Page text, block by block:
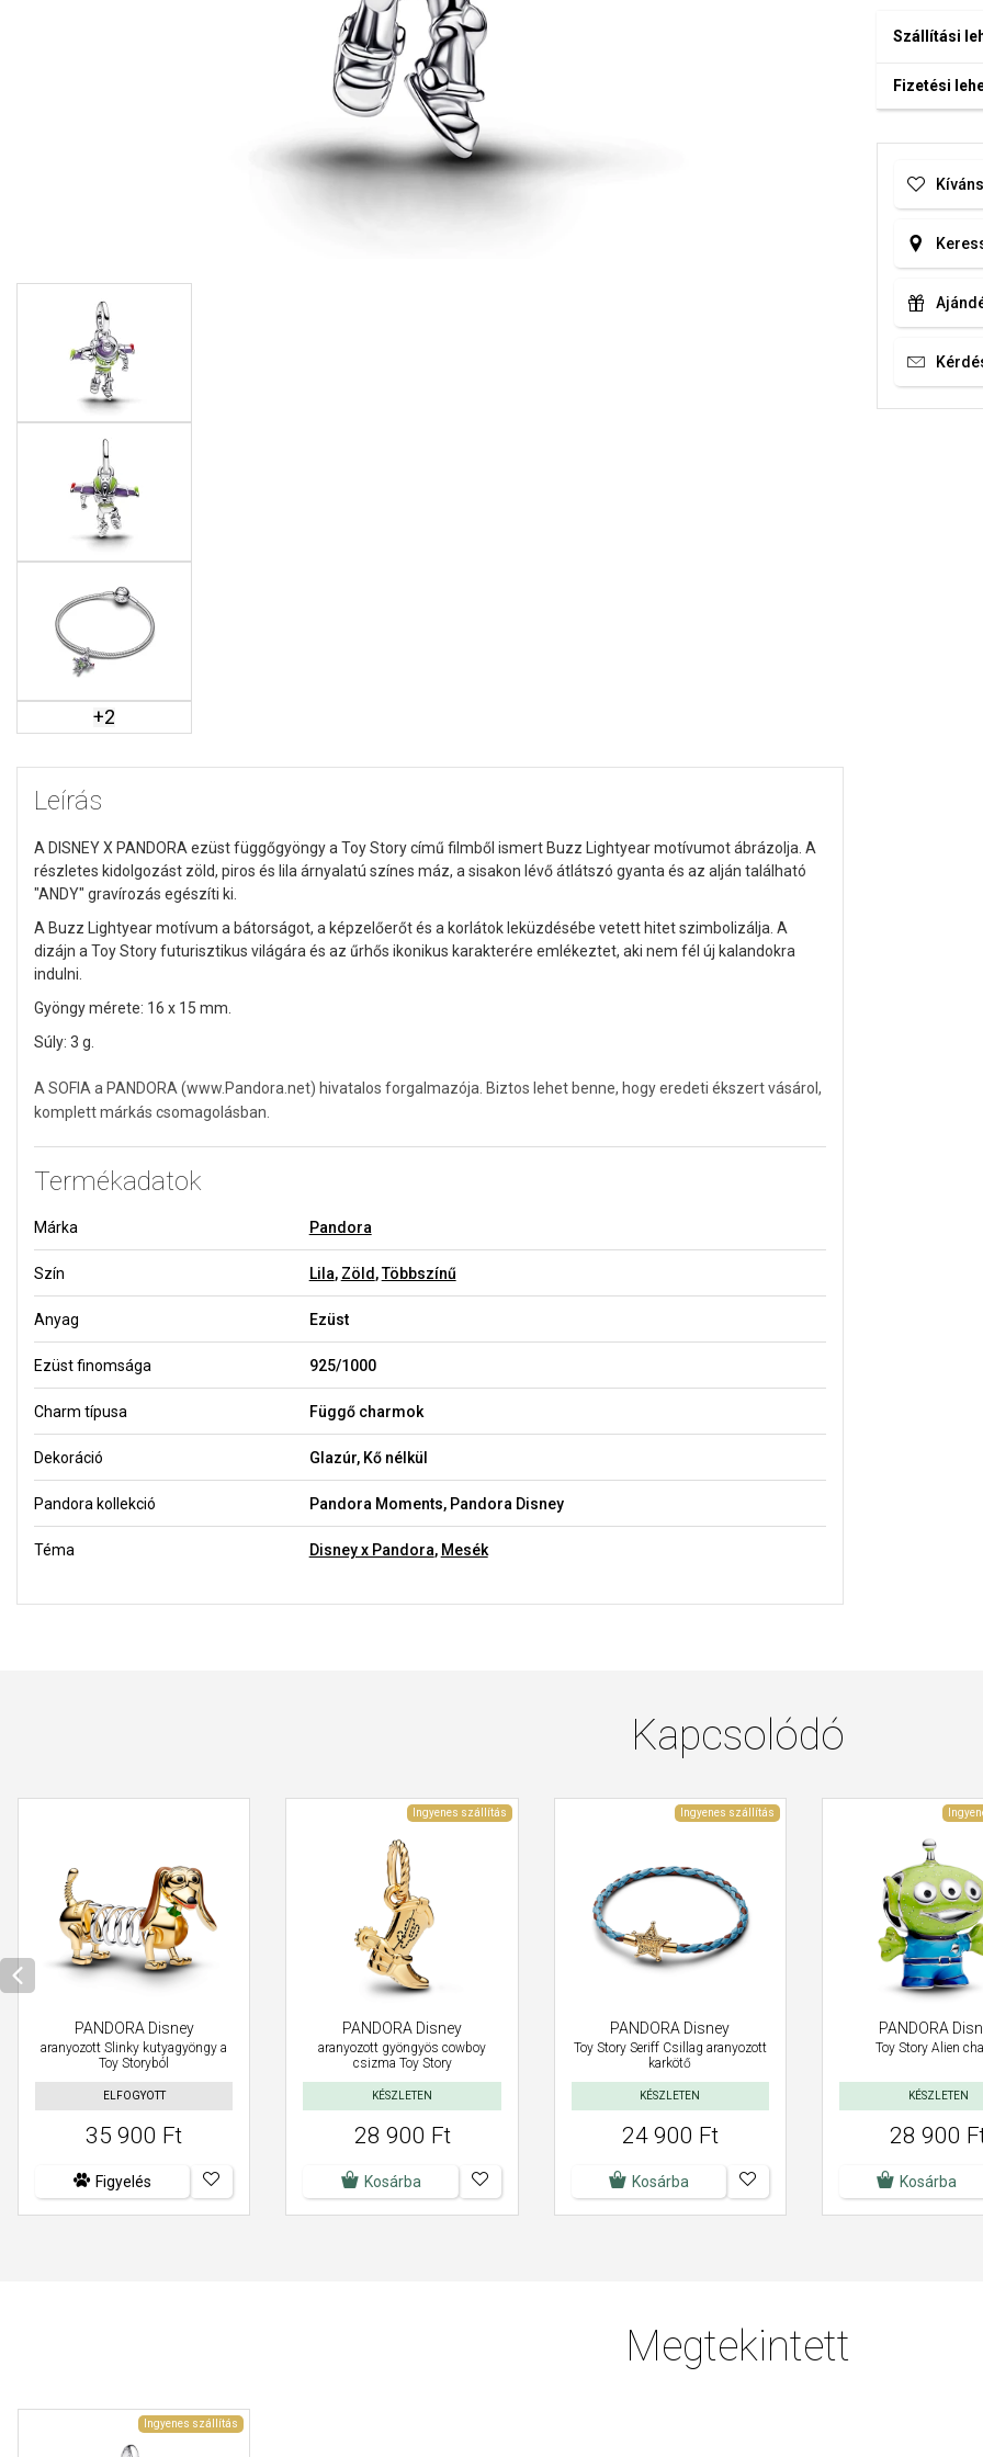
+2
Leírás
A DISNEY X PANDORA ezüst függőgyöngy a Toy Story című filmből ismert Buzz Lightyear motívumot ábrázolja. A
részletes kidolgozást zöld, piros és lila árnyalatú színes máz, a sisakon lévő átlátszó gyanta és az alján található
"ANDY" gravírozás egészíti ki.
A Buzz Lightyear motívum a bátorságot, a képzelőerőt és a korlátok leküzdésébe vetett hitet szimbolizálja. A
dizájn a Toy Story futurisztikus világára és az űrhős ikonikus karakterére emlékeztet, aki nem fél új kalandokra
indulni.
Gyöngy mérete: 16 x 15 mm.
Súly: 3 g.
A SOFIA a PANDORA (www.Pandora.net) hivatalos forgalmazója. Biztos lehet benne, hogy eredeti ékszert vásárol,
komplett márkás csomagolásban.
Termékadatok
Márka Pandora
Szín Lila, Zöld ,Többszínű
Anyag Ezüst
Ezüst finomsága 925/1000
Charm típusa Függő charmok
Dekoráció Glazúr, Kő nélkül
Pandora kollekció Pandora Moments, Pandora Disney
Téma Disney x Pandora, Mesék
Szállítási
Fizetési
Kapcsolódó
PANDORA Disney
aranyozott Slinky kutyagyöngy a
Toy Storyból
ELFOGYOTT
35 900 Ft
Figyelés
Ingyenes szállítás
PANDORA Disney
aranyozott gyöngyös cowboy
csizma Toy Story
KÉSZLETEN
28 900 Ft
Kosárba
Ingyenes szállítás
PANDORA Disney
Toy Story Seriff Csillag aranyozott
karkötő
KÉSZLETEN
24 900 Ft
Kosárba
PANDORA
Toy Story Alien
KÉSZLETEN
28 900
Kosárba
Megtekintett
Ingyenes szállítás